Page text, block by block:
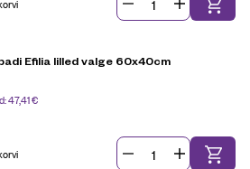
Efilia lilled valge 60x40cm
47,41€